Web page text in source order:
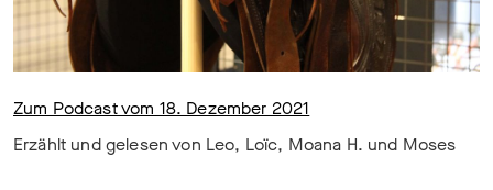
Zum Podcast vom 18. Dezember 2021
Erzählt und gelesen von Leo, Loïc, Moana H. und Moses